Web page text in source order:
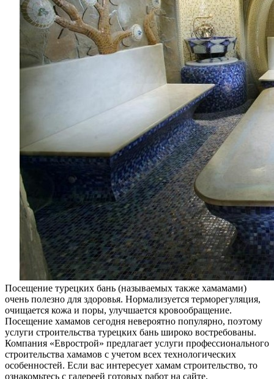
Посещение турецких бань (называемых также хамамами)
очень полезно для здоровья. Нормализуется терморегуляция,
очищается кожа и поры, улучшается кровообращение.
Посещение хамамов сегодня невероятно популярно, поэтому
услуги строительства турецких бань широко востребованы.
Компания «Еврострой» предлагает услуги профессионального
строительства хамамов с учетом всех технологических
особенностей. Если вас интересует хамам строительство, то
ознакомьтесь с галереей готовых работ на сайте.